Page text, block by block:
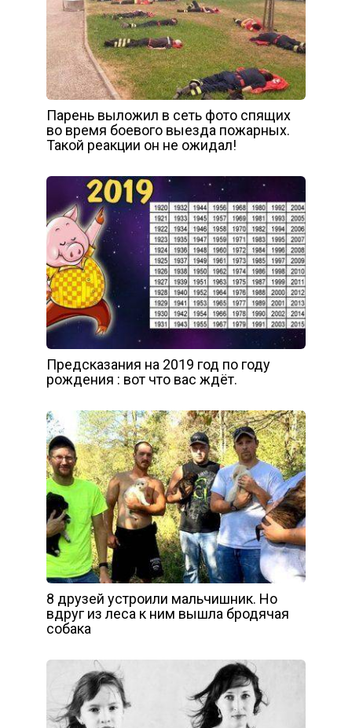
Парень выложил в сеть фото спящих
во время боевого выезда пожарных.
Такой реакции он не ожидал!
Предсказания на 2019 год по году
рождения : вот что вас ждёт.
8 друзей устроили мальчишник. Но
вдруг из леса к ним вышла бродячая
собака